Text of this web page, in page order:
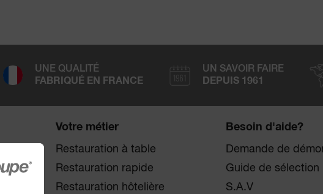
UNE QUALITÉ
FABRIQUÉ EN FRANCE
UN SAVOIR FAIRE
DEPUIS 1961
Votre métier
Restauration à table
Restauration rapide
Restauration hôtelière
Besoin d'aide?
Demande de
Guide de sélection
S.A.V